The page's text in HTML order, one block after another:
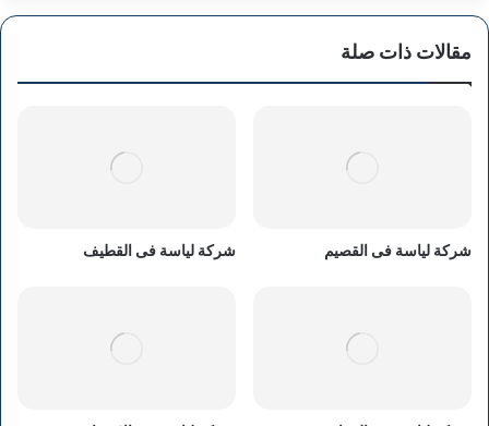
مقالات ذات صلة
شركة لياسة فى القصيم شركة لياسة فى القطيف